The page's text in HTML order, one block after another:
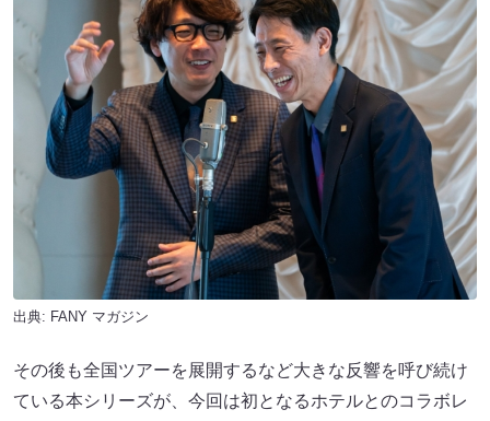
出典: FANY マガジン
その後も全国ツアーを展開するなど大きな反響を呼び続け
ている本シリーズが、今回は初となるホテルとのコラボレ